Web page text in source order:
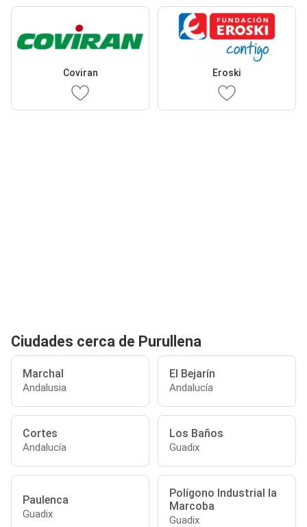
Coviran Eroski
Ciudades cerca de Purullena
Marchal
Andalusia
El Bejarín
Andalucía
Cortes
Andalucía
Los Baños
Guadix
Paulenca
Guadix
Polígono Industrial la
Marcoba
Guadix